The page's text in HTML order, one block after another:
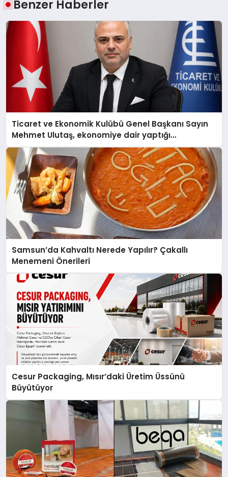
Benzer Haberler
Ticaret ve Ekonomik Kulübü Genel Başkanı Sayın
Mehmet Ulutaş, ekonomiye dair yaptığı
açıklamada şunları kaydetti:
Samsun’da Kahvaltı Nerede Yapılır? Çakallı
Menemeni Önerileri
Cesur Packaging, Mısır’daki Üretim Üssünü
Büyütüyor